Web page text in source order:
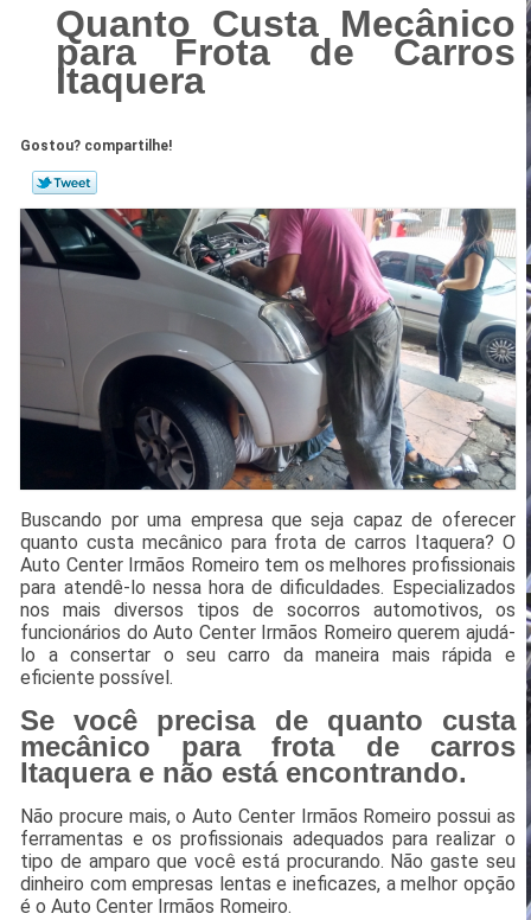
Quanto Custa Mecânico
para Frota de Carros
Itaquera
Gostou? compartilhe!
Buscando por uma empresa que seja capaz de oferecer
quanto custa mecânico para frota de carros Itaquera? O
Auto Center Irmãos Romeiro tem os melhores profissionais
para atendê-lo nessa hora de dificuldades. Especializados
nos mais diversos tipos de socorros automotivos, os
funcionários do Auto Center Irmãos Romeiro querem ajudá-
lo a consertar o seu carro da maneira mais rápida e
eficiente possível.
Se você precisa de quanto custa
mecânico para frota de carros
Itaquera e não está encontrando.
Não procure mais, o Auto Center Irmãos Romeiro possui as
ferramentas e os profissionais adequados para realizar o
tipo de amparo que você está procurando. Não gaste seu
dinheiro com empresas lentas e ineficazes, a melhor opção
é o Auto Center Irmãos Romeiro.